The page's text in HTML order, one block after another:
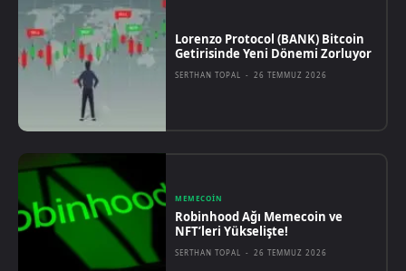
Lorenzo Protocol (BANK) Bitcoin
Getirisinde Yeni Dönemi Zorluyor
SERTHAN TOPAL - 26 TEMMUZ 2026
MEMECOIN
Robinhood Ağı Memecoin ve
NFT’leri Yükselişte!
SERTHAN TOPAL - 26 TEMMUZ 2026